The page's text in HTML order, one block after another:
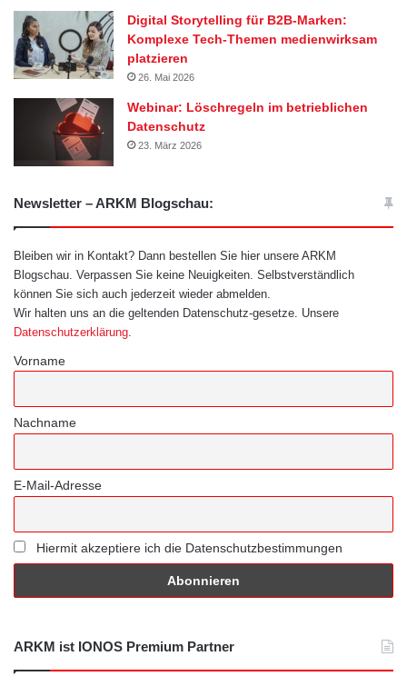
Digital Storytelling für B2B-Marken:
Komplexe Tech-Themen medienwirksam
platzieren
26. Mai 2026
Webinar: Löschregeln im betrieblichen
Datenschutz
23. März 2026
Newsletter – ARKM Blogschau:
Bleiben wir in Kontakt? Dann bestellen Sie hier unsere ARKM
Blogschau. Verpassen Sie keine Neuigkeiten. Selbstverständlich
können Sie sich auch jederzeit wieder abmelden.
Wir halten uns an die geltenden Datenschutz-gesetze. Unsere
Datenschutzerklärung
Vorname
Nachname
E-Mail-Adresse
Hiermit akzeptiere ich die Datenschutzbestimmungen
ARKM ist IONOS Premium Partner